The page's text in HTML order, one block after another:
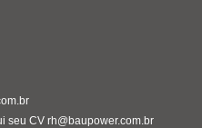
seu CV rh@baupower.com.br